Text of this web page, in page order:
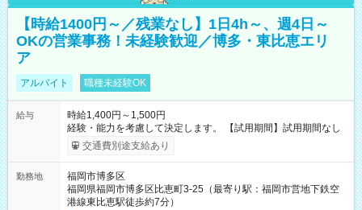
【時給1400円～／残業なし】1日4h～、週4日～
OKの営業事務！未経験歓迎／博多・東比恵エリ
ア
アルバイト 職種未経験OK
給与
時給1,400円～1,500円
経験・能力を考慮して決定します。 【試用期間】試用期間なし
交通費別途支給あり
勤務地
福岡市博多区
福岡県福岡市博多区比恵町3-25（最寄り駅：福岡市営地下鉄空
港線東比恵駅徒歩約7分）